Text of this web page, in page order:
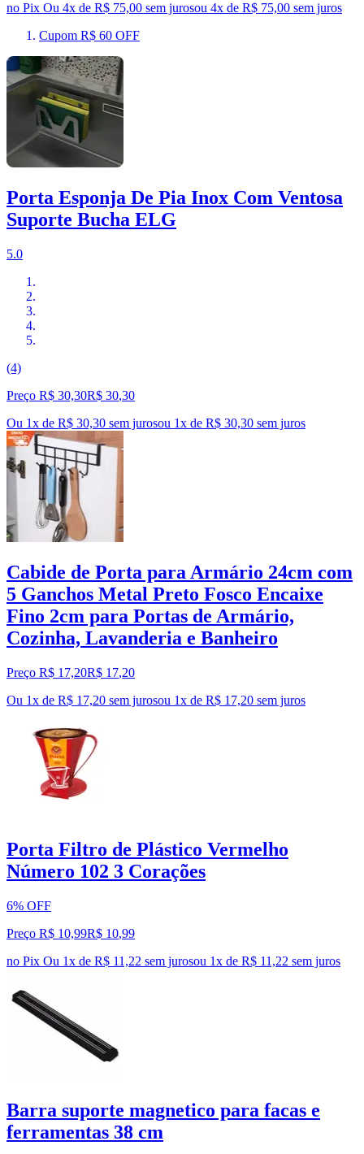
no Pix Ou 4x de R$ 75,00 sem jurosou 4x de R$ 75,00 sem juros
Cupom R$ 60 OFF
Porta Esponja De Pia Inox Com Ventosa
Suporte Bucha ELG
5.0
(4)
Preço R$ 30,30R$ 30,30
Ou 1x de R$ 30,30 sem jurosou 1x de R$ 30,30 sem juros
Cabide de Porta para Armário 24cm com
5 Ganchos Metal Preto Fosco Encaixe
Fino 2cm para Portas de Armário,
Cozinha, Lavanderia e Banheiro
Preço R$ 17,20R$ 17,20
Ou 1x de R$ 17,20 sem jurosou 1x de R$ 17,20 sem juros
Porta Filtro de Plástico Vermelho
Número 102 3 Corações
6% OFF
Preço R$ 10,99R$ 10,99
no Pix Ou 1x de R$ 11,22 sem jurosou 1x de R$ 11,22 sem juros
Barra suporte magnetico para facas e
ferramentas 38 cm